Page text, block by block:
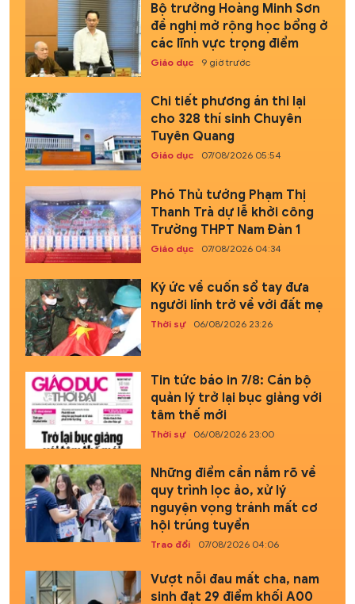
Bộ trưởng Hoàng Minh Sơn
đề nghị mở rộng học bổng ở
các lĩnh vực trọng điểm
Giáo dục 9 giờ trước
Chi tiết phương án thi lại
cho 328 thí sinh Chuyên
Tuyên Quang
Giáo dục 07/08/2026 05:54
Phó Thủ tướng Phạm Thị
Thanh Trà dự lễ khởi công
Trường THPT Nam Đàn 1
Giáo dục 07/08/2026 04:34
Ký ức về cuốn sổ tay đưa
người lính trở về với đất mẹ
Thời sự 06/08/2026 23:26
Tin tức báo in 7/8: Cán bộ
quản lý trở lại bục giảng với
tâm thế mới
Thời sự 06/08/2026 23:00
Những điểm cần nắm rõ về
quy trình lọc ảo, xử lý
nguyện vọng tránh mất cơ
hội trúng tuyển
Trao đổi 07/08/2026 04:06
Vượt nỗi đau mất cha, nam
sinh đạt 29 điểm khối A00